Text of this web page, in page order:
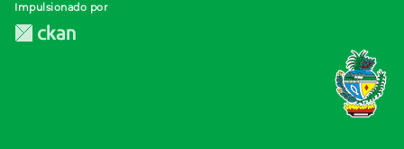
Impulsionado por